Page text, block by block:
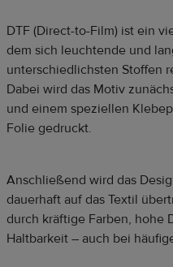
DTF (Direct-to-Film) ist ein
dem sich leuchtende und
unterschiedlichsten Stoffen
Dabei wird das Motiv
und einem speziellen
Folie gedruckt.
Anschließend wird das
dauerhaft auf das Textil
durch kräftige Farben, hohe
Haltbarkeit – auch bei